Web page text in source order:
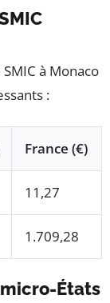
à Monaco
:
France (€)
11,27
1.709,28
États